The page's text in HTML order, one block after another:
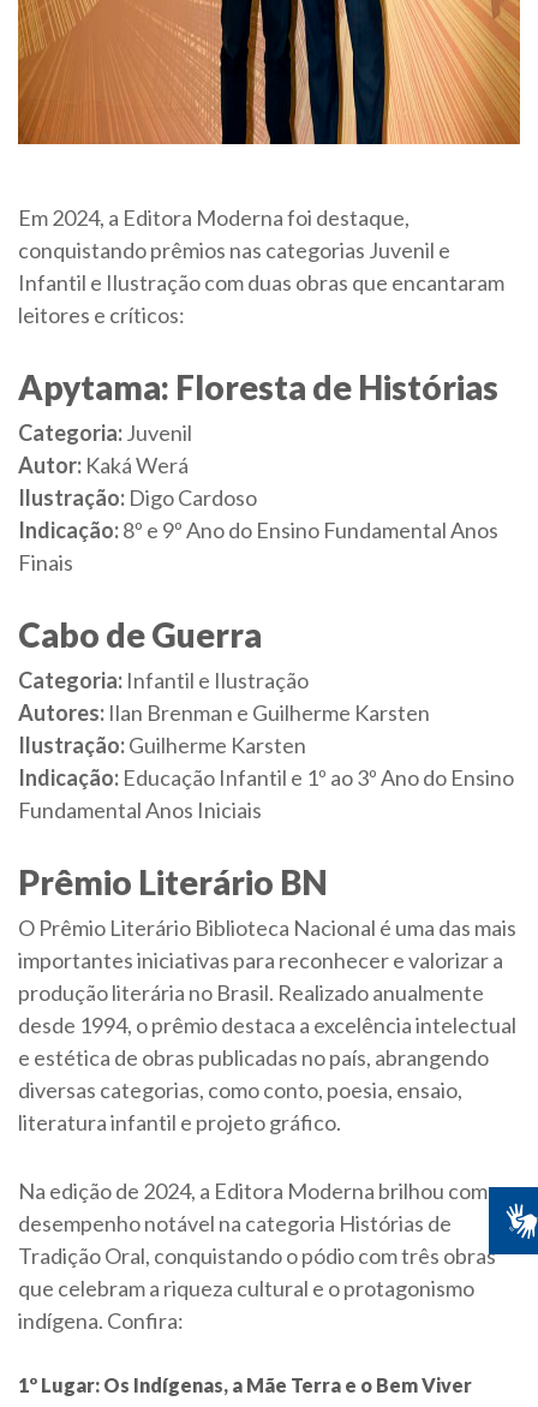
Em 2024, a Editora Moderna foi destaque,
conquistando prêmios nas categorias Juvenil e
Infantil e Ilustração com duas obras que encantaram
leitores e críticos:
Apytama: Floresta de Histórias
Categoria:Juvenil
Autor: Kaká Werá
Ilustração: Digo Cardoso
Indicação:8º e 9º Ano do Ensino Fundamental Anos
Finais
Cabo de Guerra
Categoria: Infantil e Ilustração
Autores: Ilan Brenman e Guilherme Karsten
Ilustração:Guilherme Karsten
Indicação: Educação Infantil e 1º ao 3º Ano do Ensino
Fundamental Anos Iniciais
Prêmio Literário BN
O Prêmio Literário Biblioteca Nacional é uma das mais
importantes iniciativas para reconhecer e valorizar a
produção literária no Brasil. Realizado anualmente
desde 1994, o prêmio destaca a excelência intelectual
e estética de obras publicadas no país, abrangendo
diversas categorias, como conto, poesia, ensaio,
literatura infantil e projeto gráfico.
Na edição de 2024, a Editora Moderna brilhou com um
desempenho notável na categoria Histórias de
Tradição Oral, conquistando o pódio com três obras
que celebram a riqueza cultural e o protagonismo
indígena. Confira:
1º Lugar: Os Indígenas, a Mãe Terra e o Bem Viver